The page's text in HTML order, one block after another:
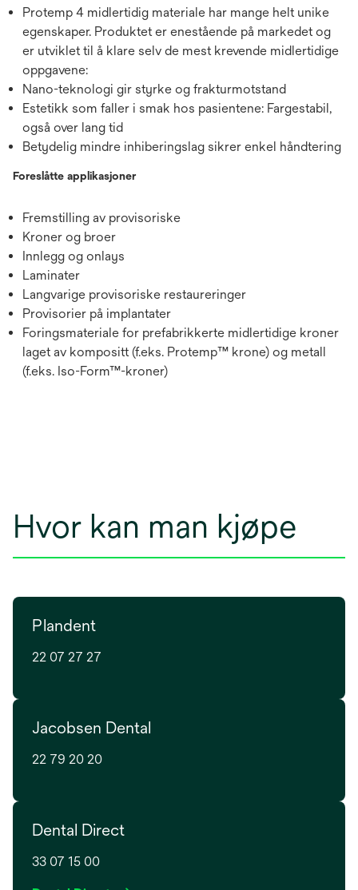
Protemp 4 midlertidig materiale har mange helt unike
egenskaper. Produktet er enestående på markedet og
er utviklet til å klare selv de mest krevende midlertidige
oppgavene:
Nano-teknologi gir styrke og frakturmotstand
Estetikk som faller i smak hos pasientene: Fargestabil,
også over lang tid
Betydelig mindre inhiberingslag sikrer enkel håndtering
Foreslåtte applikasjoner
Fremstilling av provisoriske
Kroner og broer
Innlegg og onlays
Laminater
Langvarige provisoriske restaureringer
Provisorier på implantater
Foringsmateriale for prefabrikkerte midlertidige kroner
laget av kompositt (f.eks. Protemp™ krone) og metall
(f.eks. Iso-Form™-kroner)
Hvor kan man kjøpe
Plandent
22 07 27 27
Jacobsen Dental
22 79 20 20
Dental Direct
33 07 15 00